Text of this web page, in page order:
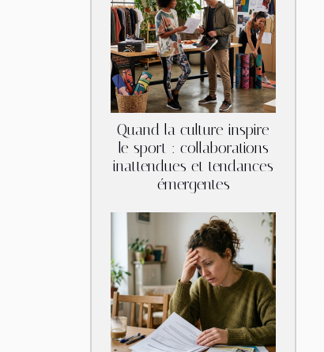
Quand la culture inspire
le sport : collaborations
inattendues et tendances
émergentes